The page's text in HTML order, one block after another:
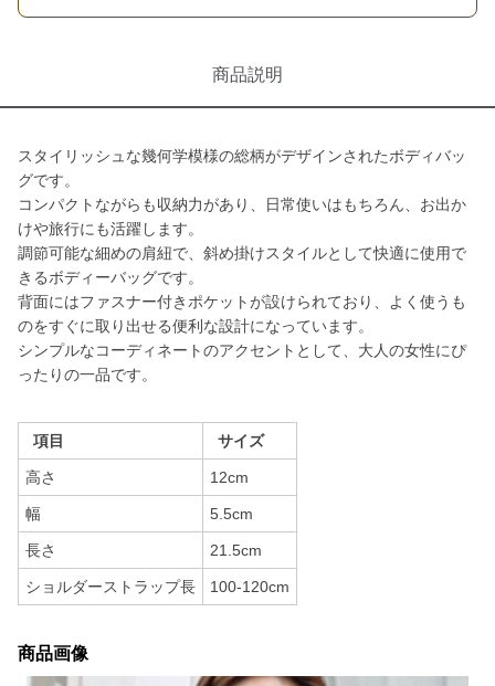
商品説明
スタイリッシュな幾何学模様の総柄がデザインされたボディバッ
グです。
コンパクトながらも収納力があり、日常使いはもちろん、お出か
けや旅行にも活躍します。
調節可能な細めの肩紐で、斜め掛けスタイルとして快適に使用で
きるボディーバッグです。
背面にはファスナー付きポケットが設けられており、よく使うも
のをすぐに取り出せる便利な設計になっています。
シンプルなコーディネートのアクセントとして、大人の女性にぴ
ったりの一品です。
項目 サイズ
高さ 12cm
幅 5.5cm
長さ 21.5cm
ショルダーストラップ長 100-120cm
商品画像